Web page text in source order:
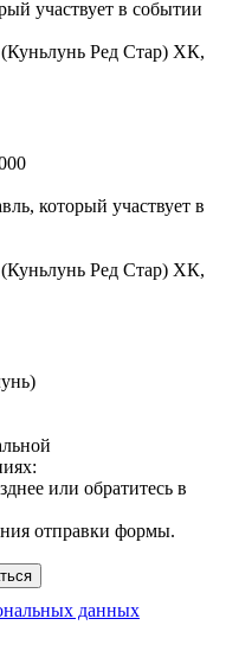
или обратитесь в
отправки формы.
данных